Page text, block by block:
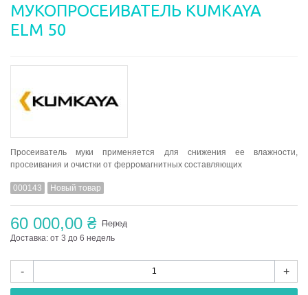
МУКОПРОСЕИВАТЕЛЬ KUMKAYA
ELM 50
Просеиватель муки применяется для снижения ее влажности
просеивания и очистки от ферромагнитных составляющих
000143 Новый товар
60 000,00 ₴ Перед
Доставка: от 3 до 6 недель
- +